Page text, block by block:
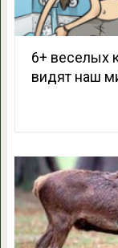
6+ веселых
видят наш